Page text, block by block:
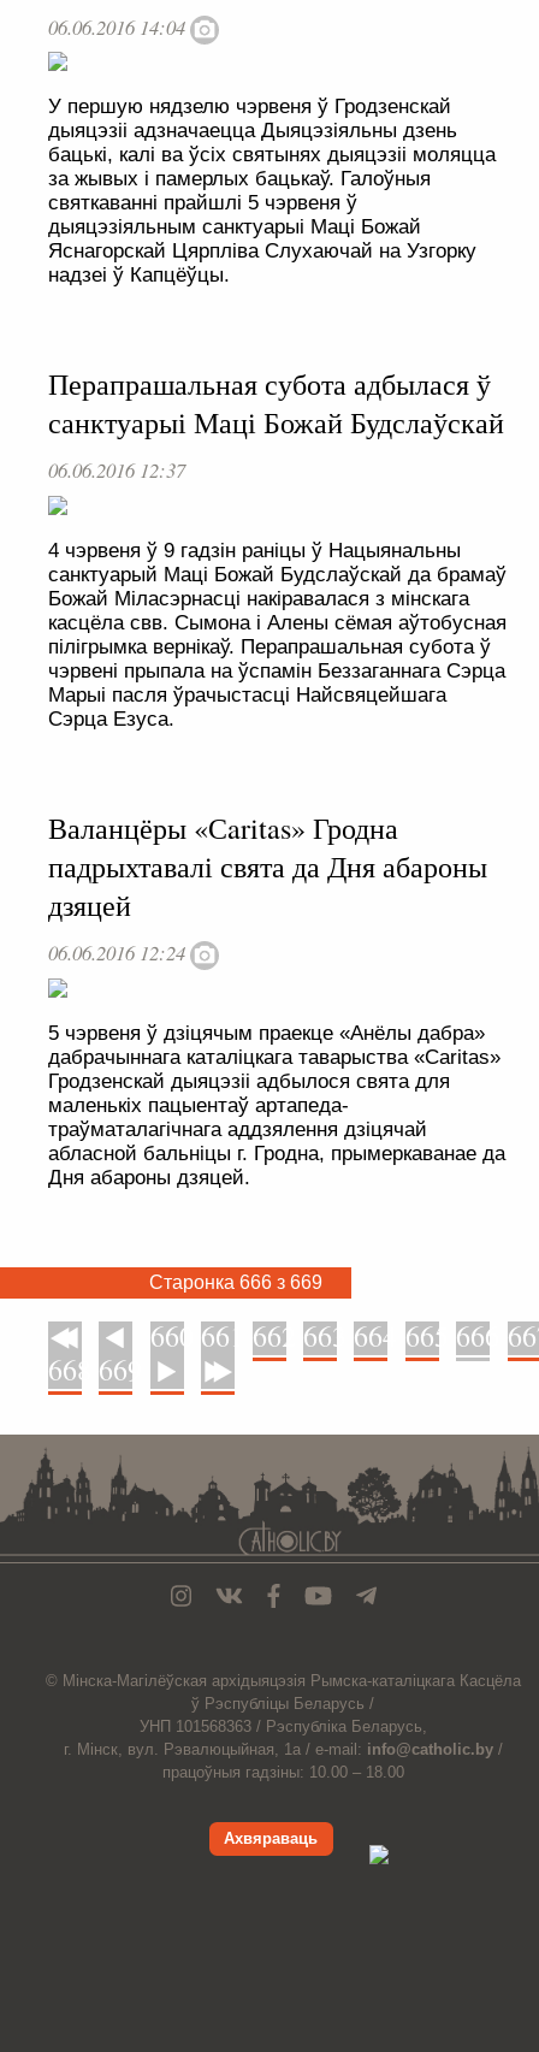
06.06.2016 14:04
У першую нядзелю чэрвеня ў Гродзенскай
дыяцэзіі адзначаецца Дыяцэзіяльны дзень
бацькі, калі ва ўсіх святынях дыяцэзіі моляцца
за жывых і памерлых бацькаў. Галоўныя
святкаванні прайшлі 5 чэрвеня ў
дыяцэзіяльным санктуарыі Маці Божай
Яснагорскай Цярпліва Слухаючай на Узгорку
надзеі ў Капцёўцы.
Перапрашальная субота адбылася ў
санктуарыі Маці Божай Будслаўскай
06.06.2016 12:37
4 чэрвеня ў 9 гадзін раніцы ў Нацыянальны
санктуарый Маці Божай Будслаўскай да брамаў
Божай Міласэрнасці накіравалася з мінскага
касцёла свв. Сымона і Алены сёмая аўтобусная
пілігрымка вернікаў. Перапрашальная субота ў
чэрвені прыпала на ўспамін Беззаганнага Сэрца
Марыі пасля ўрачыстасці Найсвяцейшага
Сэрца Езуса.
Валанцёры «Сaritas» Гродна
падрыхтавалі свята да Дня абароны
дзяцей
06.06.2016 12:24
5 чэрвеня ў дзіцячым праекце «Анёлы дабра»
дабрачыннага каталіцкага таварыства «Сaritas»
Гродзенскай дыяцэзіі адбылося свята для
маленькіх пацыентаў артапеда-
траўматалагічнага аддзялення дзіцячай
абласной бальніцы г. Гродна, прымеркаванае да
Дня абароны дзяцей.
Старонка 666 з 669
660 661 662 663 664 665 666
668 669
© Мiнска-Магiлёўская архiдыяцэзiя Рымска-каталіцкага Касцёла
ў Рэспубліцы Беларусь /
УНП 101568363 / Рэспубліка Беларусь,
г. Мінск, вул. Рэвалюцыйная, 1а / e-mail: info@catholic.by /
працоўныя гадзіны: 10.00 – 18.00
Ахвяраваць